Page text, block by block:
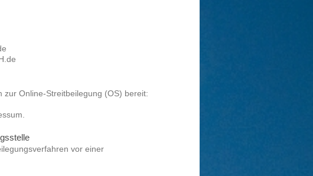
zur Online-Streitbeilegung (OS) bereit:
vor einer